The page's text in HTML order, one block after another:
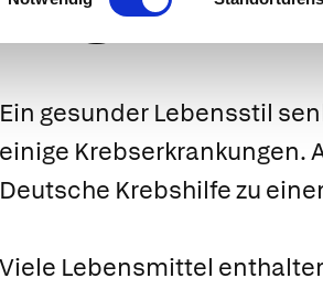
Ein gesunder Lebensstil
einige Krebserkrankungen.
Deutsche Krebshilfe zu
Viele Lebensmittel